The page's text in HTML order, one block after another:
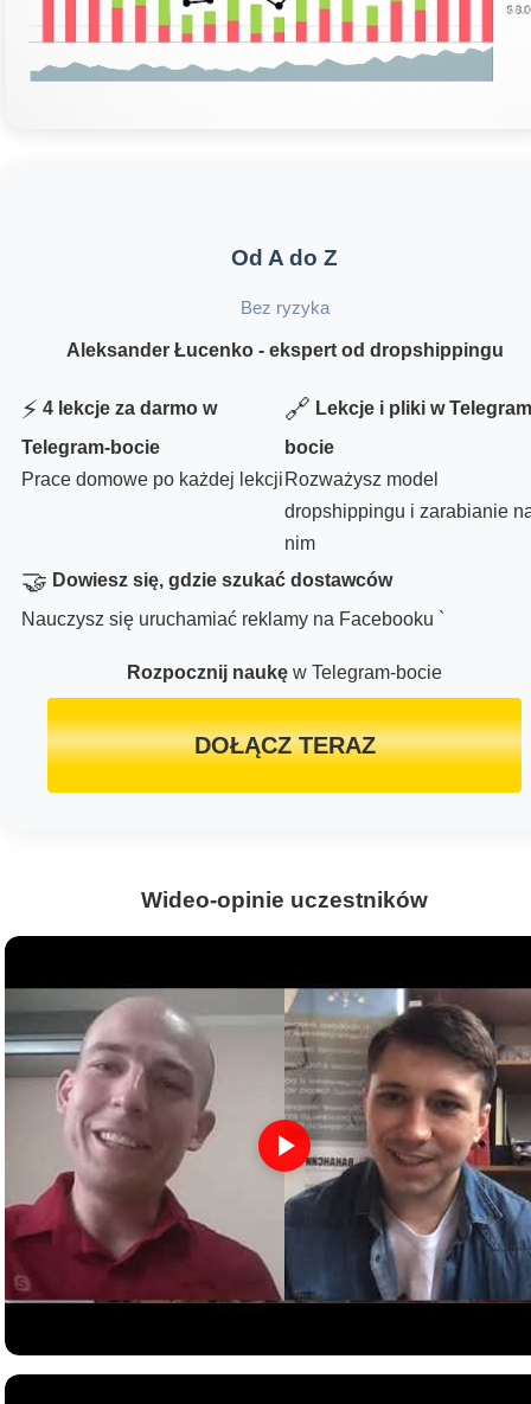
Od A do Z
Bez ryzyka
Aleksander Łucenko - ekspert od dropshippingu
⚡ 4 lekcje za darmo w
Telegram-bocie
Prace domowe po każdej lekcji
🔗 Lekcje i pliki w
bocie
Rozważysz model
dropshippingu i zarabianie
nim
🤝 Dowiesz się, gdzie szukać dostawców
Nauczysz się uruchamiać reklamy na Facebooku `
Rozpocznij naukę w Telegram-bocie
DOŁĄCZ TERAZ
Wideo-opinie uczestników